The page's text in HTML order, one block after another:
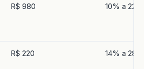
R$ 980 10% a 22%
R$ 220 14% a 28%